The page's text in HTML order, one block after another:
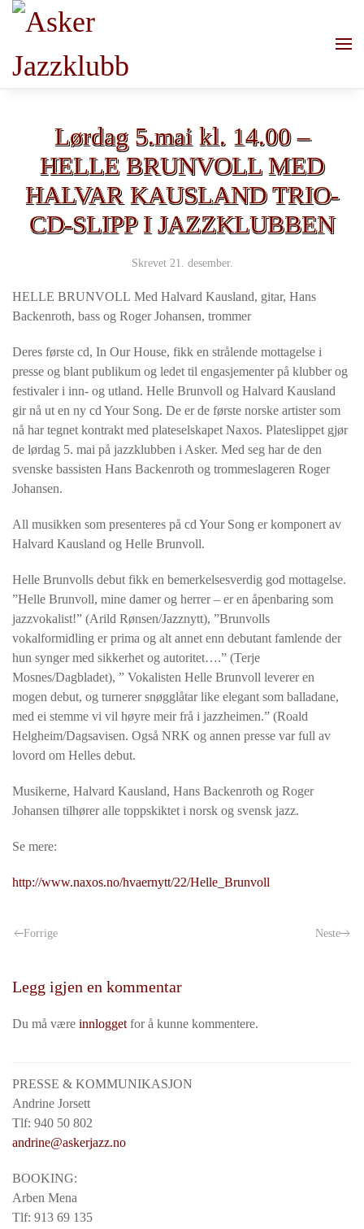
Lørdag 5.mai kl. 14.00 –
HELLE BRUNVOLL MED
HALVAR KAUSLAND TRIO-
CD-SLIPP I JAZZKLUBBEN
Skrevet 21. desember.
HELLE BRUNVOLL Med Halvard Kausland, gitar, Hans
Backenroth, bass og Roger Johansen, trommer
Deres første cd, In Our House, fikk en strålende mottagelse i
presse og blant publikum og ledet til engasjementer på klubber og
festivaler i inn- og utland. Helle Brunvoll og Halvard Kausland
gir nå ut en ny cd Your Song. De er de første norske artister som
nå har tegnet kontrakt med plateselskapet Naxos. Plateslippet gjør
de lørdag 5. mai på jazzklubben i Asker. Med seg har de den
svenske bassisten Hans Backenroth og trommeslageren Roger
Johansen.
All musikken som presenteres på cd Your Song er komponert av
Halvard Kausland og Helle Brunvoll.
Helle Brunvolls debut fikk en bemerkelsesverdig god mottagelse.
”Helle Brunvoll, mine damer og herrer – er en åpenbaring som
jazzvokalist!” (Arild Rønsen/Jazznytt), ”Brunvolls
vokalformidling er prima og alt annet enn debutant famlende der
hun synger med sikkerhet og autoritet….” (Terje
Mosnes/Dagbladet), ” Vokalisten Helle Brunvoll leverer en
mogen debut, og turnerer snøgglåtar like elegant som balladane,
med ei stemme vi vil høyre meir frå i jazzheimen.” (Roald
Helgheim/Dagsavisen. Også NRK og annen presse var full av
lovord om Helles debut.
Musikerne, Halvard Kausland, Hans Backenroth og Roger
Johansen tilhører alle toppskiktet i norsk og svensk jazz.
Se mere:
http://www.naxos.no/hvaernytt/22/Helle_Brunvoll
Forrige Neste
Legg igjen en kommentar
Du må være innlogget for å kunne kommentere.
PRESSE & KOMMUNIKASJON
Andrine Jorsett
Tlf: 940 50 802
andrine@askerjazz.no
BOOKING:
Arben Mena
Tlf: 913 69 135